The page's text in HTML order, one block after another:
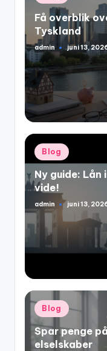
in
Få overblik
Tyskland
Posted
by
admin juni 13,
Posted
in
Blog
Ny guide: Lån
vide!
Posted
by
admin juni 13,
Posted
in
Blog
Spar penge
elselskaber